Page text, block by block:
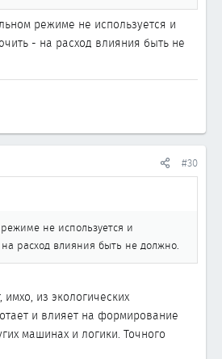
режиме не используется и
- на расход влияния быть не
#30
не используется и
расход влияния быть не должно.
из экологических
и влияет на формирование
машинах и логики. Точного